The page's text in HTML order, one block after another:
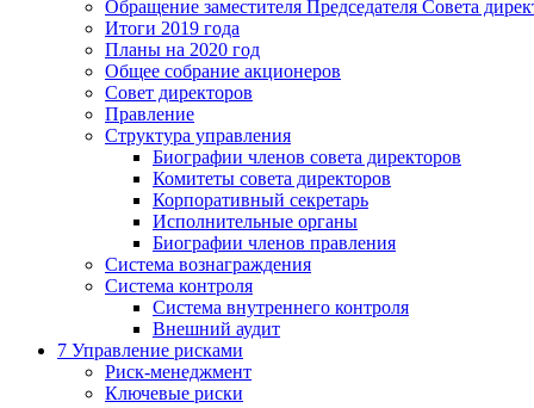
Обращение заместителя Председателя Совета
Итоги 2019 года
Планы на 2020 год
Общее собрание акционеров
Совет директоров
Правление
Структура управления
Биографии членов совета директоров
Комитеты совета директоров
Корпоративный секретарь
Исполнительные органы
Биографии членов правления
Система вознаграждения
Система контроля
Система внутреннего контроля
Внешний аудит
7 Управление рисками
Риск-менеджмент
Ключевые риски